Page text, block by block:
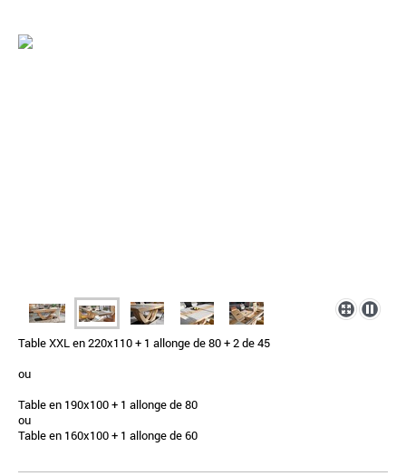
Table XXL en 220x110 + 1 allonge de 80 + 2 de 45
ou
Table en 190x100 + 1 allonge de 80
ou
Table en 160x100 + 1 allonge de 60